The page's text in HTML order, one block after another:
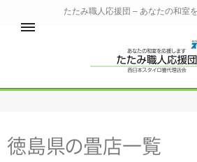
たたみ職人応援団 – あなたの和室
徳島県の畳店一覧